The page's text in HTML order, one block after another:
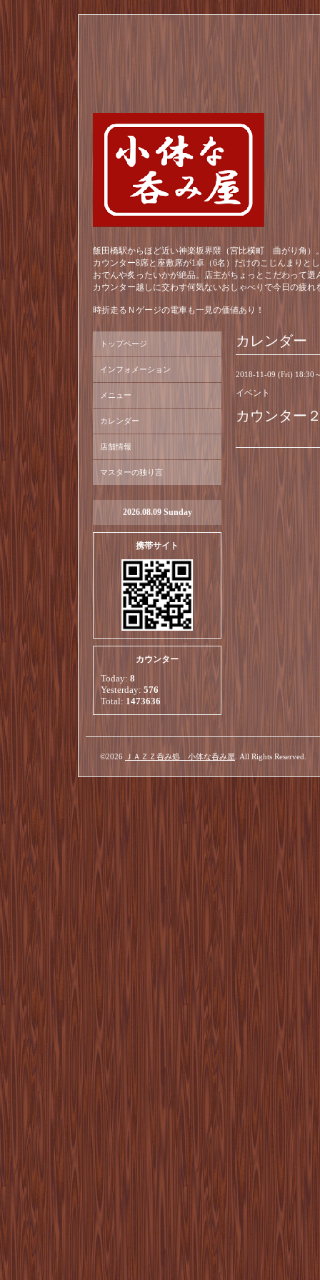
飯田橋駅からほど近い神楽坂界隈（宮比横町 曲がり角）
カウンター8席と座敷席が1卓（6名）だけのこじんまりと
おでんや炙ったいかが絶品。店主がちょっとこだわって
カウンター越しに交わす何気ないおしゃべりで今日の疲れ
時折走るＮゲージの電車も一見の価値あり！
カレンダー
2018-11-09 (Fri) 18:30
イベント
カウンター
トップページ
インフォメーション
メニュー
カレンダー
店舗情報
マスターの独り言
2026.08.09 Sunday
携帯サイト
カウンター
Today: 8
Yesterday: 576
Total: 1473636
©2026 ＪＡＺＺ呑み処 小体な呑み屋 . All Rights Reserved.